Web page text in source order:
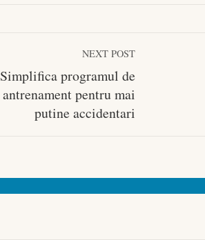
NEXT POST
Simplifica programul de
antrenament pentru mai
putine accidentari